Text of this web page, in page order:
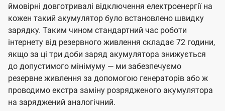
ймовірні довготривалі відключення електроенергії на
кожен такий акумулятор було встановлено швидку
зарядку. Таким чином стандартний час роботи
інтернету від резервного живлення складає 72 години,
якщо за ці три доби заряд акумулятора знижується
до допустимого мінімуму — ми забезпечуємо
резервне живлення за допомогою генераторів або ж
проводимо екстра заміну розрядженого акумулятора
на заряджений аналогічний.